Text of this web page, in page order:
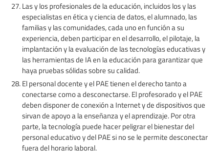
Las y los profesionales de la educación, incluidos los y las
especialistas en ética y ciencia de datos, el alumnado, las
familias y las comunidades, cada uno en función a su
experiencia, deben participar en el desarrollo, el pilotaje, la
implantación y la evaluación de las tecnologías educativas y
las herramientas de IA en la educación para garantizar que
haya pruebas sólidas sobre su calidad.
El personal docente y el PAE tienen el derecho tanto a
conectarse como a desconectarse. El profesorado y el PAE
deben disponer de conexión a Internet y de dispositivos que
sirvan de apoyo a la enseñanza y el aprendizaje. Por otra
parte, la tecnología puede hacer peligrar el bienestar del
personal educativo y del PAE si no se le permite desconectar
fuera del horario laboral.